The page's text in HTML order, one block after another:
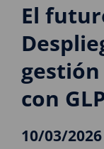
El
con
10/03/2026